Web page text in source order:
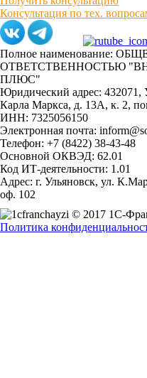
Консультация по тех.
Полное наименование:
ОТВЕТСТВЕННОСТЬЮ
ПЛЮС"
Юридический адрес: 432071,
Карла Маркса, д. 13А, к. 2,
ИНН: 7325056150
Электронная почта:
Телефон: +7 (8422) 38-43-48
Основной ОКВЭД: 62.01
Код ИТ-деятельности: 1.01
Адрес: г. Ульяновск, ул.
оф. 102
© 2017 1С-
Политика